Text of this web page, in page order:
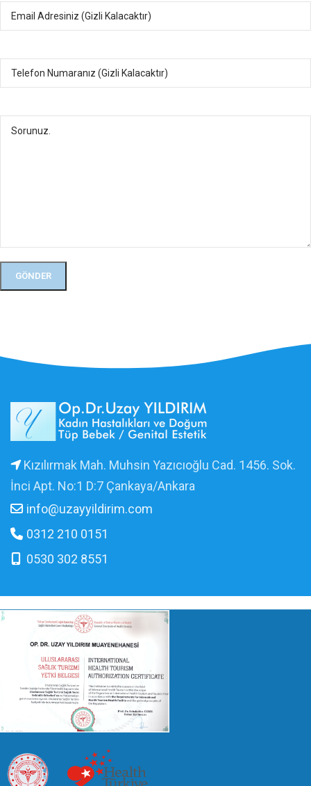
Kızılırmak Mah. Muhsin Yazıcıoğlu Cad. 1456. Sok.
İnci Apt. No:1 D:7 Çankaya/Ankara
info@uzayyildirim.com
0312 210 0151
0530 302 8551